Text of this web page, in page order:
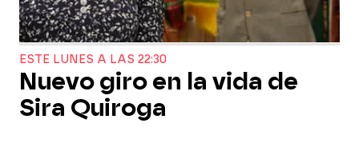
ESTE LUNES A LAS 22:30
Nuevo giro en la vida de
Sira Quiroga